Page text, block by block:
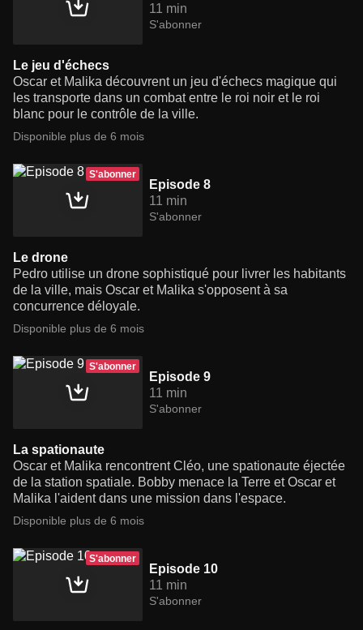
11 min
S'abonner
Le jeu d'échecs
Oscar et Malika découvrent un jeu d'échecs magique qui
les transporte dans un combat entre le roi noir et le roi
blanc pour le contrôle de la ville.
Disponible plus de 6 mois
S'abonner
Episode 8
11 min
S'abonner
Le drone
Pedro utilise un drone sophistiqué pour livrer les habitants
de la ville, mais Oscar et Malika s'opposent à sa
concurrence déloyale.
Disponible plus de 6 mois
S'abonner
Episode 9
11 min
S'abonner
La spationaute
Oscar et Malika rencontrent Cléo, une spationaute éjectée
de la station spatiale. Bobby menace la Terre et Oscar et
Malika l'aident dans une mission dans l'espace.
Disponible plus de 6 mois
S'abonner
Episode 10
11 min
S'abonner